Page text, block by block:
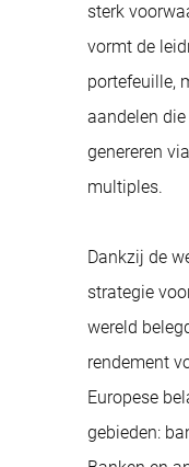
sterk
vormt de
portefeuille,
aandelen
genereren
multiples.
Dankzij de
strategie
wereld
rendement
Europese
gebieden: